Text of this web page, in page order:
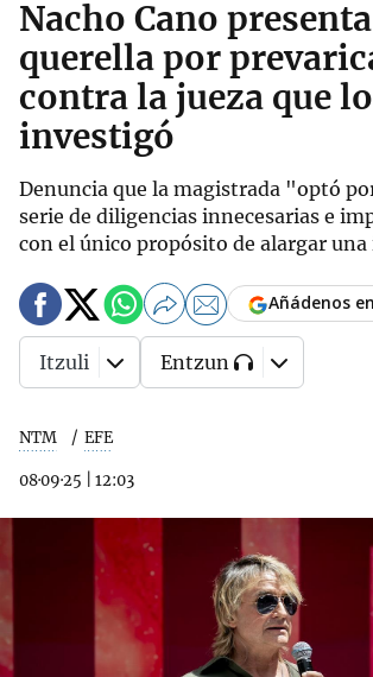
Nacho Cano
querella por
contra la jueza que lo
investigó
Denuncia que la magistrada "optó
serie de diligencias innecesarias e
con el único propósito de alargar
NTM EFE
08·09·25 12:03
Añádenos
Itzuli Entzun